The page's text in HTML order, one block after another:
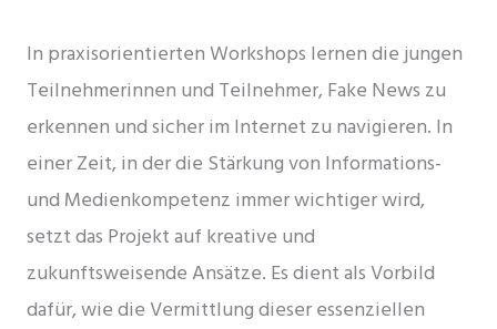
In praxisorientierten Workshops lernen die jungen
Teilnehmerinnen und Teilnehmer, Fake News zu
erkennen und sicher im Internet zu navigieren. In
einer Zeit, in der die Stärkung von Informations-
und Medienkompetenz immer wichtiger wird,
setzt das Projekt auf kreative und
zukunftsweisende Ansätze. Es dient als Vorbild
dafür, wie die Vermittlung dieser essenziellen